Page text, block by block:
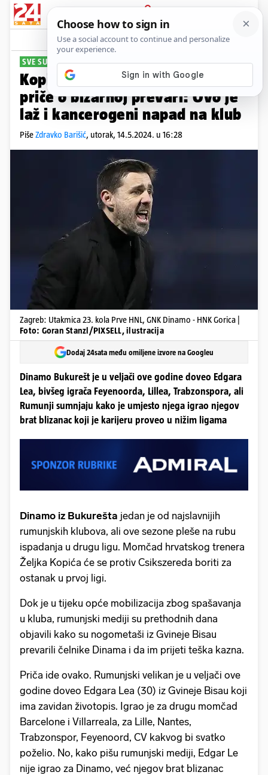
PRIJAVA
Sport Komentari
SVE SU DEMANTIRALI
Kopićev klub oštro reagirao na
priče o bizarnoj prevari: Ovo je
laž i kancerogeni napad na klub
PišeZdravko Barišić, utorak, 14.5.2024. u 16:28
Zagreb: Utakmica 23. kola Prve HNL, GNK Dinamo - HNK Gorica |
Foto: Goran Stanzl/PIXSELL, ilustracija
Dodaj 24sata među omiljene izvore na Googleu
Dinamo Bukurešt je u veljači ove godine doveo Edgara
Lea, bivšeg igrača Feyenoorda, Lillea, Trabzonspora, ali
Rumunji sumnjaju kako je umjesto njega igrao njegov
brat blizanac koji je karijeru proveo u nižim ligama
Dinamo iz Bukurešta jedan je od najslavnijih
rumunjskih klubova, ali ove sezone pleše na rubu
ispadanja u drugu ligu. Momčad hrvatskog trenera
Željka Kopića će se protiv Csikszereda boriti za
ostanak u prvoj ligi.
Dok je u tijeku opće mobilizacija zbog spašavanja
u kluba, rumunjski mediji su prethodnih dana
objavili kako su nogometaši iz Gvineje Bisau
prevarili čelnike Dinama i da im prijeti teška kazna.
Priča ide ovako. Rumunjski velikan je u veljači ove
godine doveo Edgara Lea (30) iz Gvineje Bisau koji
ima zavidan životopis. Igrao je za drugu momčad
Barcelone i Villarreala, za Lille, Nantes,
Trabzonspor, Feyenoord, CV kakvog bi svatko
poželio. No, kako pišu rumunjski mediji, Edgar Le
nije igrao za Dinamo, već njegov brat blizanac